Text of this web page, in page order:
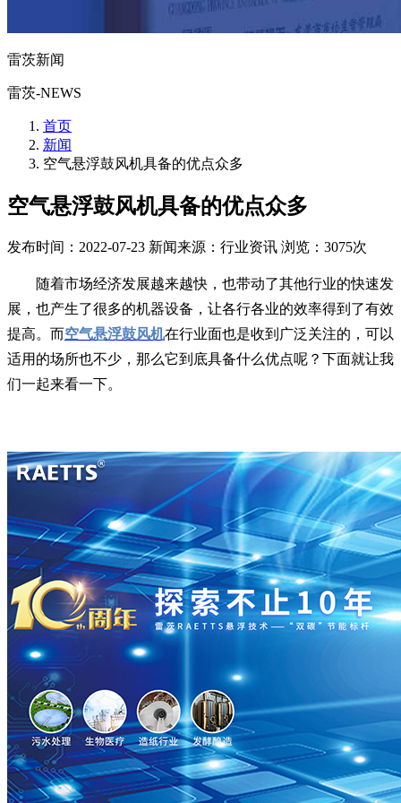
雷茨新闻
雷茨-NEWS
首页
新闻
空气悬浮鼓风机具备的优点众多
空气悬浮鼓风机具备的优点众多
发布时间：2022-07-23 新闻来源：行业资讯 浏览：3075次
随着市场经济发展越来越快，也带动了其他行业的快速发
展，也产生了很多的机器设备，让各行各业的效率得到了有效
提高。而空气悬浮鼓风机在行业面也是收到广泛关注的，可以
适用的场所也不少，那么它到底具备什么优点呢？下面就让我
们一起来看一下。